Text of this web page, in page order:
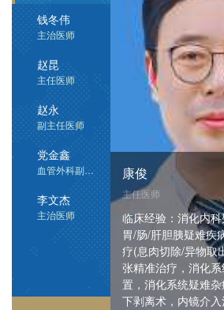
陕西冶金医院 三、四级手术分级管理目录
重要通知：陕西冶金医院疫情防控就诊公告
【重要通知】7月起，陕西恢复新冠疫苗第
【重要通知】7月1日起不再集中接种第二
陕西冶金医院医院新冠疫苗接种须知
钱冬伟
主治医师
赵昆
主任医师
赵永
副主任医师
党金鑫
血管外科副主任
李文杰
主治医师
谢闯洲
首席专家
临床经验：周围血
及介入手术的治疗
脉血栓、血管畸形
塞、动脉硬化闭塞症
动脉夹层、颈动脉
管损伤的诊断及手
祁光裕
主任医师/教授
临床经验：擅长血
疗，创建陕西省外
率先于省内开展静脉
体静脉疾病及淋巴
于国内领先地位。
康俊
主任医师
临床经验：消化内
胃/肠/肝胆胰疑难疾
疗(息肉切除/异物取
张精准治疗，消化
置，消化系统疑难
下剥离术，内镜介
钱冬伟
主治医师
临床经验：甲亢、
甲状腺良恶性肿瘤
治疗及综合治疗;乳
囊肿、乳腺良恶性
手术治疗、手术治
赵昆
主任医师
临床经验：对肺部感
合征、间质性肺病
肿急性期治疗、 肺
理、肺功能康复、
尿病等疾病系统性治
使用支气管镜检查
局部用药、肺小结
副主任医师
临床经验：臂丛神
疾病的诊断及手术治
游离皮瓣、断指再
树
血管外科副主任
临床经验：周围血
曲张、动脉硬化性闭
糖尿病足、动脉瘤
曲张微创手术的治
主治医师
临床经验：治疗高
后遗症，糖尿病，
炎，慢性胃炎，胃
诊断和治疗。
席绒
门诊主任
临床经验：下肢静脉
管炎、动脉硬化闭
脉性溃疡（老烂腿）
张玉
门诊主任
临床经验：血管外
断治疗。包括下肢
下肢静脉性溃疡、瓣
化性闭塞症、脉管
曲张微创治疗。
苟宏伟
主治医师
临床经验：擅长诊治
动脉硬化闭塞症、
炎、静脉炎、糖尿
主任医师/教授
临床经验：下肢静
症、雷诺氏综合症、
血栓、静脉炎、脉
烂腿）、糖尿病足
贺大林
主任医师/教授
临床经验：蓝激光
系统疾病诊疗、前
治、男性不育及性
统感染与炎症诊治（
泌尿系统肿瘤综合
癌）
赵学刚
副主任医师
临床经验：擅长四
外伤修复、关节镜
换术、颈肩腰腿疼椎
射频消融、热凝靶
隐窝封闭、骶管封
白彩琴
主任医师
临床经验：熟悉冠心
压、糖尿病、甲状
治，擅长心血管急
副主任医师
临床经验：运用椎
节镜、治疗腰椎间
症、肩周炎、关节
伤等颈肩腰腿疼痛
副主任医师
临床经验：胃肠外
其擅长胃癌，结肠癌
痔，混合痔，肛周
断及综合治疗
宋艳艳
副主任医师
临床经验：妇产科常
病的诊治有丰富的
妇产科危、急重症
微创手术，宫颈病
诊断，在妇科内分泌
异常子宫出血、围
充治疗等妇科内分
杨亚茹
主任医师
临床经验：对儿童
炎、支气管炎、手
炎、紫癜等具有丰富
童呼吸道疾病的诊
嗽、反复呼吸道感